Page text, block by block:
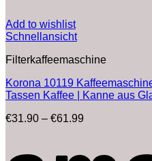
Add to wishlist
Schnellansicht
Filterkaffeemaschine
Korona 10119
Tassen Kaffee | Kanne aus
€31.90 – €61.99Preisspanne:
€61.99